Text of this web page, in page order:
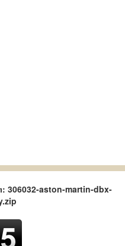
306032-aston-martin-dbx-